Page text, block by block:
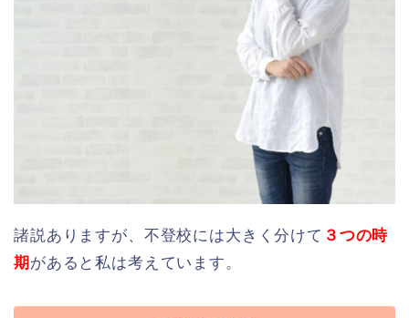
諸説ありますが、不登校には大きく分けて ３つの時
期 があると私は考えています。